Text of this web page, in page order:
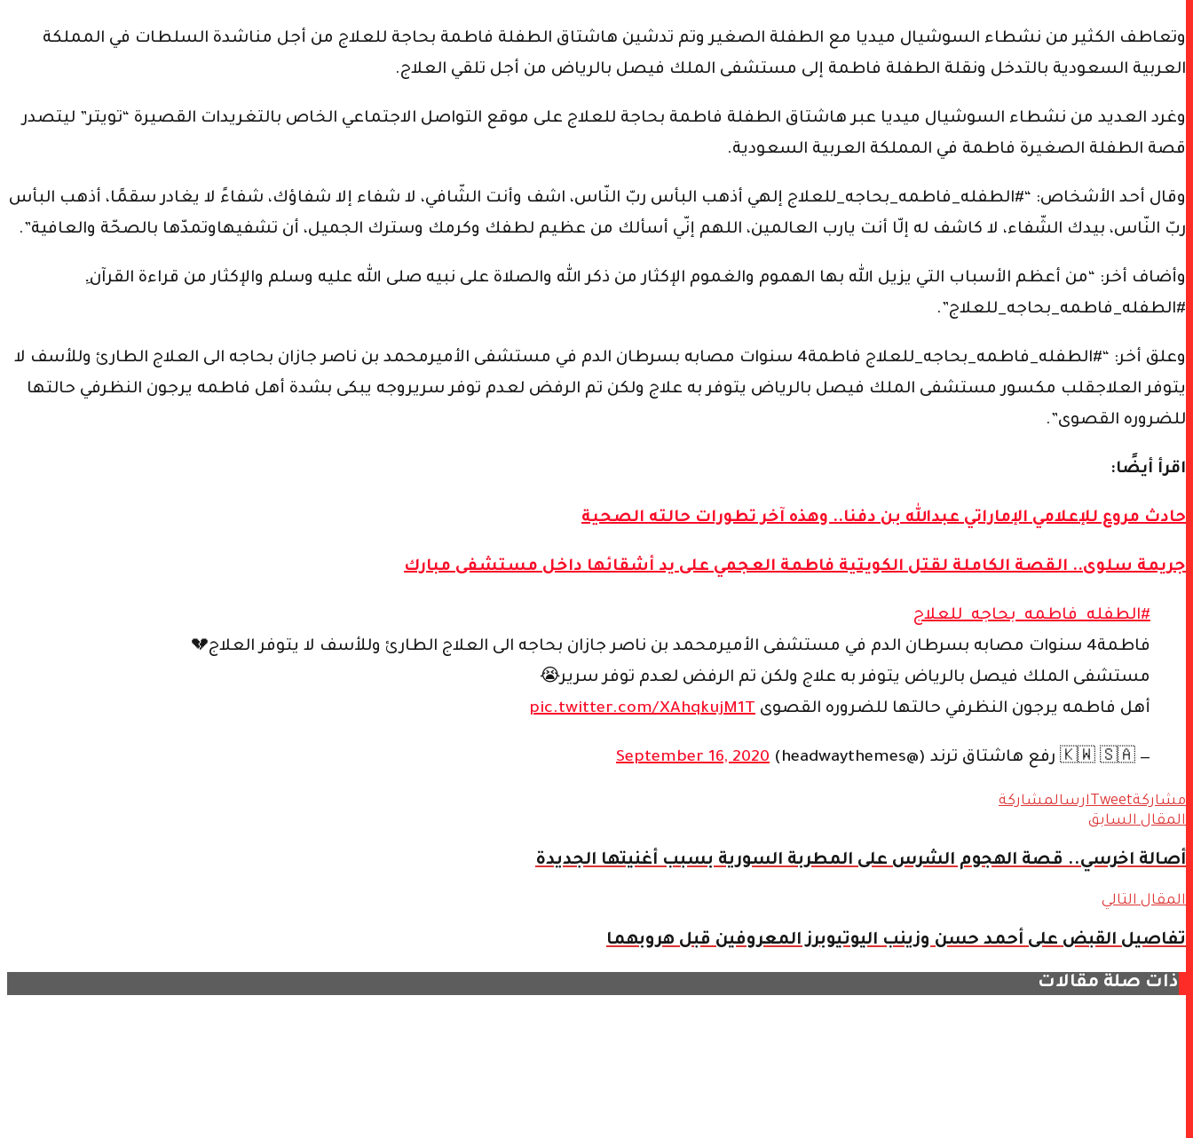
وتعاطف الكثير من نشطاء السوشيال ميديا مع الطفلة الصغير وتم تدشين هاشتاق الطفلة فاطمة بحاجة للعلاج من أجل مناشدة السلطات في المملكة
العربية السعودية بالتدخل ونقلة الطفلة فاطمة إلى مستشفى الملك فيصل بالرياض من أجل تلقي العلاج.
وغرد العديد من نشطاء السوشيال ميديا عبر هاشتاق الطفلة فاطمة بحاجة للعلاج على موقع التواصل الاجتماعي الخاص بالتغريدات القصيرة “تويتر” ليتصدر
قصة الطفلة الصغيرة فاطمة في المملكة العربية السعودية.
وقال أحد الأشخاص: “#الطفله_فاطمه_بحاجه_للعلاج إلهي أذهب البأس ربّ النّاس، اشف وأنت الشّافي، لا شفاء إلا شفاؤك، شفاءً لا يغادر سقمًا، أذهب البأس
ربّ النّاس، بيدك الشّفاء، لا كاشف له إلّا أنت يارب العالمين، اللهم إنّي أسألك من عظيم لطفك وكرمك وسترك الجميل، أن تشفيهاوتمدّها بالصحّة والعافية”.
وأضاف أخر: “من أعظم الأسباب التي يزيل الله بها الهموم والغموم الإكثار من ذكر الله والصلاة على نبيه صلى الله عليه وسلم والإكثار من قراءة القرآن.ِ
#الطفله_فاطمه_بحاجه_للعلاج”.
وعلق أخر: “#الطفله_فاطمه_بحاجه_للعلاج فاطمة4 سنوات مصابه بسرطان الدم في مستشفى الأميرمحمد بن ناصر جازان بحاجه الى العلاج الطارئ وللأسف لا
يتوفر العلاجقلب مكسور مستشفى الملك فيصل بالرياض يتوفر به علاج ولكن تم الرفض لعدم توفر سريروجه يبكى بشدة أهل فاطمه يرجون النظرفي حالتها
للضروره القصوى”.
اقرأ أيضًا:
حادث مروع للإعلامي الإماراتي عبدالله بن دفنا.. وهذه آخر تطورات حالته الصحية
جريمة سلوى.. القصة الكاملة لقتل الكويتية فاطمة العجمي على يد أشقائها داخل مستشفى مبارك
#الطفله_فاطمه_بحاجه_للعلاج
فاطمة4 سنوات مصابه بسرطان الدم في مستشفى الأميرمحمد بن ناصر جازان بحاجه الى العلاج الطارئ وللأسف لا يتوفر العلاج💔
مستشفى الملك فيصل بالرياض يتوفر به علاج ولكن تم الرفض لعدم توفر سرير😭
أهل فاطمه يرجون النظرفي حالتها للضروره القصوى pic.twitter.com/XAhqkujM1T
— 🇰🇼 🇸🇦 رفع هاشتاق ترند (@headwaythemes) September 16, 2020
مشاركةTweetارسالمشاركة
المقال السابق
أصالة اخرسي.. قصة الهجوم الشرس على المطربة السورية بسبب أغنيتها الجديدة
المقال التالي
تفاصيل القبض على أحمد حسن وزينب اليوتيوبرز المعروفين قبل هروبهما
ذات صلة مقالات